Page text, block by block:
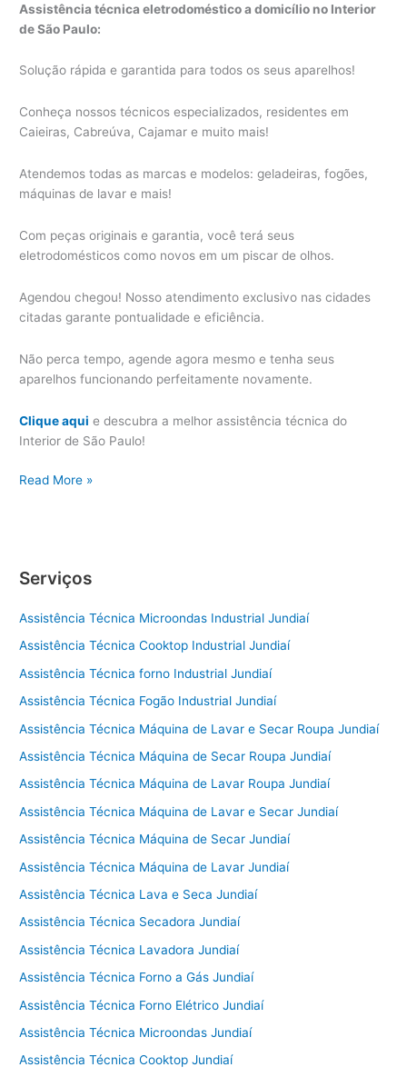
Assistência técnica eletrodoméstico a domicílio no Interior
de São Paulo:
Solução rápida e garantida para todos os seus aparelhos!
Conheça nossos técnicos especializados, residentes em
Caieiras, Cabreúva, Cajamar e muito mais!
Atendemos todas as marcas e modelos: geladeiras, fogões,
máquinas de lavar e mais!
Com peças originais e garantia, você terá seus
eletrodomésticos como novos em um piscar de olhos.
Agendou chegou! Nosso atendimento exclusivo nas cidades
citadas garante pontualidade e eficiência.
Não perca tempo, agende agora mesmo e tenha seus
aparelhos funcionando perfeitamente novamente.
Clique aqui e descubra a melhor assistência técnica do
Interior de São Paulo!
Valinhos
Read More »
Serviços
Assistência Técnica Microondas Industrial Jundiaí
Assistência Técnica Cooktop Industrial Jundiaí
Assistência Técnica forno Industrial Jundiaí
Assistência Técnica Fogão Industrial Jundiaí
Assistência Técnica Máquina de Lavar e Secar Roupa Jundiaí
Assistência Técnica Máquina de Secar Roupa Jundiaí
Assistência Técnica Máquina de Lavar Roupa Jundiaí
Assistência Técnica Máquina de Lavar e Secar Jundiaí
Assistência Técnica Máquina de Secar Jundiaí
Assistência Técnica Máquina de Lavar Jundiaí
Assistência Técnica Lava e Seca Jundiaí
Assistência Técnica Secadora Jundiaí
Assistência Técnica Lavadora Jundiaí
Assistência Técnica Forno a Gás Jundiaí
Assistência Técnica Forno Elétrico Jundiaí
Assistência Técnica Microondas Jundiaí
Assistência Técnica Cooktop Jundiaí